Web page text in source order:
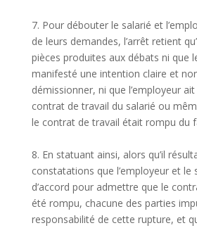
7. Pour débouter le salarié et
de leurs demandes, l’arrêt retient
pièces produites aux débats ni que
manifesté une intention claire et
démissionner, ni que l’employeur
contrat de travail du salarié ou
le contrat de travail était rompu du
8. En statuant ainsi, alors qu’il
constatations que l’employeur et le
d’accord pour admettre que le
été rompu, chacune des parties
responsabilité de cette rupture, et